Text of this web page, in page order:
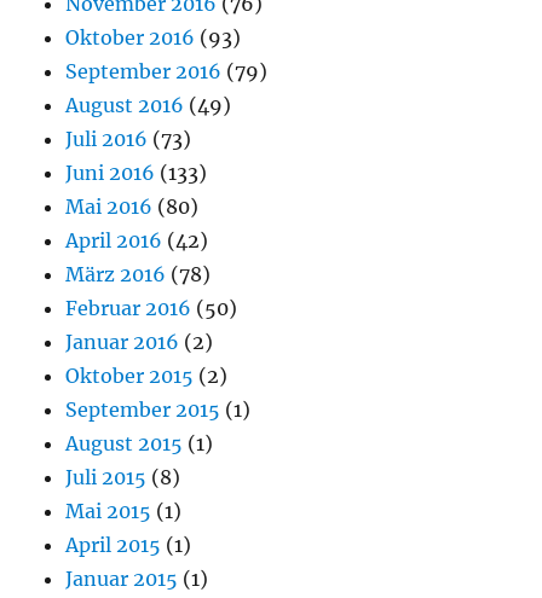
Oktober 2016 (93)
September 2016 (79)
August 2016 (49)
Juli 2016 (73)
Juni 2016 (133)
Mai 2016 (80)
April 2016 (42)
März 2016 (78)
Februar 2016 (50)
Januar 2016 (2)
Oktober 2015 (2)
September 2015 (1)
August 2015 (1)
Juli 2015 (8)
Mai 2015 (1)
April 2015 (1)
Januar 2015 (1)